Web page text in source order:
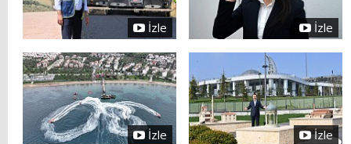
İzle İzle
İzle İzle